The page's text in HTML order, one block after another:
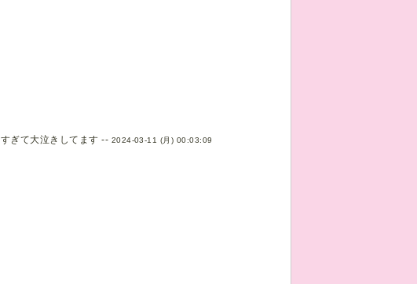
ぎて大泣きしてます -- 2024-03-11 (月) 00:03:09